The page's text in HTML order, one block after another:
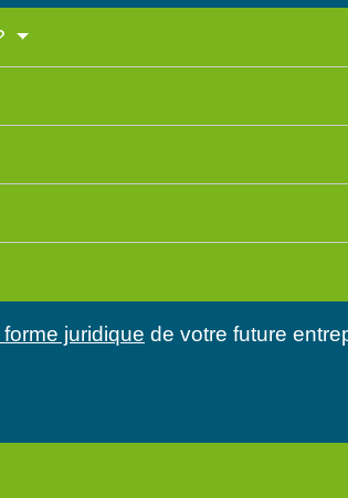
juridique de votre future